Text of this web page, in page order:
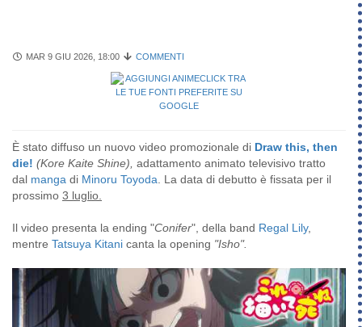
MAR 9 GIU 2026, 18:00 COMMENTI
È stato diffuso un nuovo video promozionale di Draw this, then
die! (Kore Kaite Shine), adattamento animato televisivo tratto
dal manga di Minoru Toyoda . La data di debutto è fissata per il
prossimo 3 luglio.
Il video presenta la ending "Conifer", della band Regal Lily,
mentre Tatsuya Kitani canta la opening "Isho".